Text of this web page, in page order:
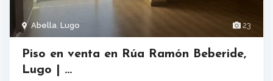
23
Abella Lugo
Piso en venta en Rúa Ramón Beberide,
Lugo | ...